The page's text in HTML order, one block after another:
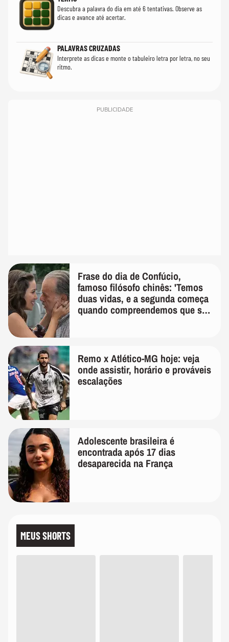
Descubra a palavra do dia em até 6 tentativas. Observe as
dicas e avance até acertar.
PALAVRAS CRUZADAS
Interprete as dicas e monte o tabuleiro letra por letra, no seu
ritmo.
PUBLICIDADE
Frase do dia de Confúcio,
famoso filósofo chinês: 'Temos
duas vidas, e a segunda começa
quando compreendemos que só
Remo x Atlético-MG hoje: veja
onde assistir, horário e prováveis
escalações
Adolescente brasileira é
encontrada após 17 dias
desaparecida na França
MEUS SHORTS